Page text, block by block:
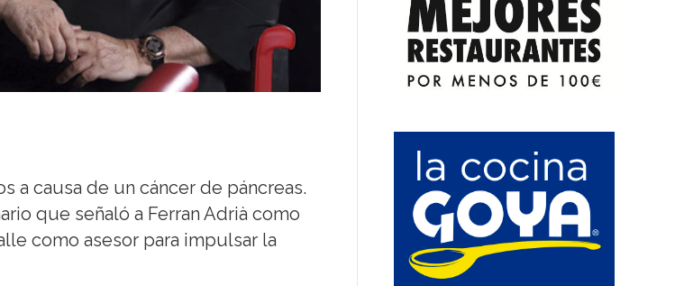
a causa de un cáncer de páncreas.
que señaló a Ferran Adrià como
como asesor para impulsar la